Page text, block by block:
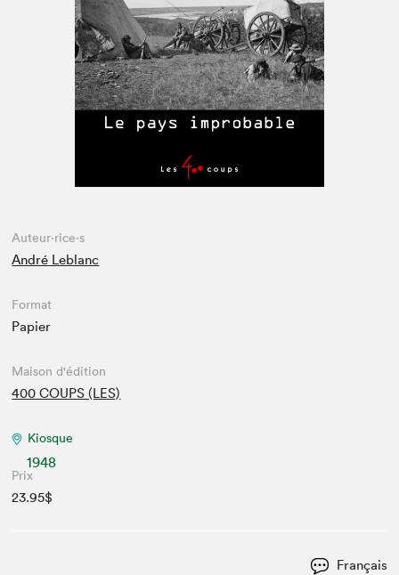
Espace enseignant·e·s
Espace pro
Auteur·rice·s
André Leblanc
Format
Papier
Maison d'édition
400 COUPS (LES)
Kiosque
1948
Prix
23.95$
Français